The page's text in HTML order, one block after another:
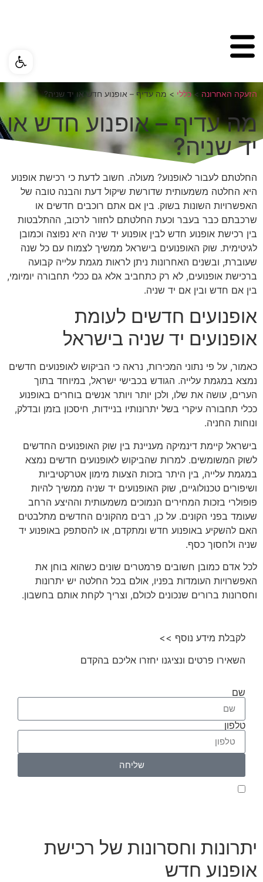
הזעקה האחרונה >כללי> מה עדיף – אופנוע חדש או יד שניה?
מה עדיף – אופנוע חדש או
יד שניה?
החלטתם לעבור לאופנוע? מעולה. חשוב לדעת כי רכישת אופנוע
היא החלטה משמעותית שדורשת שיקול דעת והבנה טובה של
האפשרויות השונות בשוק. בין אם אתם רוכבים חדשים או
שרכבתם כבר בעבר וכעת החלטתם לחזור לרכוב, ההתלבטות
בין רכישת אופנוע חדש לבין אופנוע יד שניה היא נפוצה וכמובן
לגיטימית. שוק האופנועים בישראל ממשיך לצמוח עם כל שנה
שעוברת, ובשנים האחרונות ניתן לראות מגמת עלייה קבועה
ברכישת אופנועים, לא רק כתחביב אלא גם ככלי תחבורה יומיומי,
בין אם חדש ובין אם יד שניה.
אופנועים חדשים לעומת
אופנועים יד שניה בישראל
כאמור, על פי נתוני המכירות, נראה כי הביקוש לאופנועים חדשים
נמצא במגמת עלייה. הגודש בכבישי ישראל, במיוחד בתוך
הערים, עושה את שלו, ולכן יותר ויותר אנשים בוחרים באופנוע
ככלי תחבורה עיקרי בשל יתרונותיו בניידות, חיסכון בזמן ובדלק,
ונוחות החניה.
בישראל קיימת דינמיקה מעניינת בין שוק האופנועים החדשים
לשוק המשומשים. למרות שהביקוש לאופנועים חדשים נמצא
במגמת עלייה, בין היתר בזכות הצעות מימון אטרקטיביות
ושיפורים טכנולוגיים, שוק האופנועים יד שניה ממשיך להיות
פופולרי בזכות המחירים הנמוכים משמעותית וההיצע הרחב
שעומד בפני הקונים. על כן, רבים מהקונים החדשים מתלבטים
האם להשקיע באופנוע חדש ומתקדם, או להסתפק באופנוע יד
שניה ולחסוך כסף.
לכל אדם כמובן חשובים פרמטרים שונים כשהוא בוחן את
האפשרויות העומדות בפניו, אולם בכל החלטה יש יתרונות
וחסרונות ברורים שנכונים לכולם, וצריך לקחת אותם בחשבון.
לקבלת מידע נוסף >>
השאירו פרטים ונציגנו יחזרו אליכם בהקדם
שם
טלפון
שליחה
יתרונות וחסרונות של רכישת
אופנוע חדש